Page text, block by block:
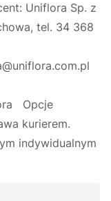
Uniflora Sp. z
tel. 34 368
Opcje
kurierem.
indywidualnym